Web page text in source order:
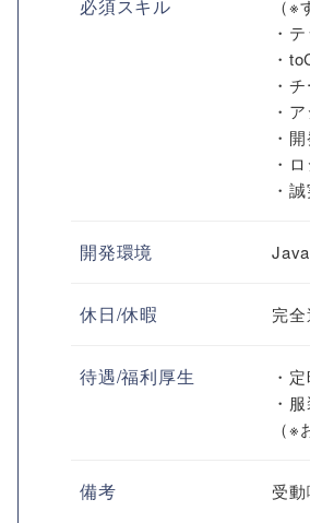
必須スキル
（
・
・
・
・
・
・
・
開発環境
休日/休暇 完
待遇/福利厚生
・
・
（
備考 受